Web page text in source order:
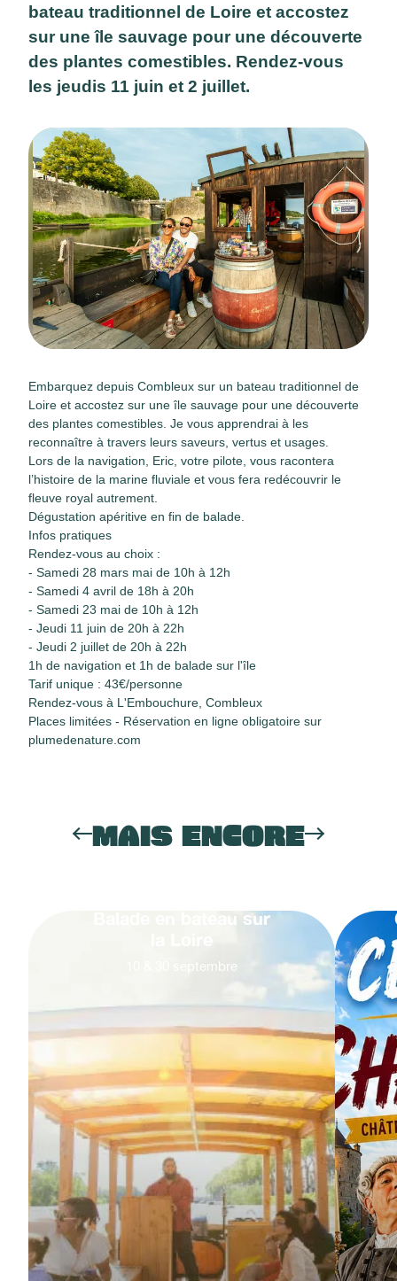
bateau traditionnel de Loire et accostez
sur une île sauvage pour une découverte
des plantes comestibles. Rendez-vous
les jeudis 11 juin et 2 juillet.
Embarquez depuis Combleux sur un bateau traditionnel de
Loire et accostez sur une île sauvage pour une découverte
des plantes comestibles. Je vous apprendrai à les
reconnaître à travers leurs saveurs, vertus et usages.
Lors de la navigation, Eric, votre pilote, vous racontera
l’histoire de la marine fluviale et vous fera redécouvrir le
fleuve royal autrement.
Dégustation apéritive en fin de balade.
Infos pratiques
Rendez-vous au choix :
- Samedi 28 mars mai de 10h à 12h
- Samedi 4 avril de 18h à 20h
- Samedi 23 mai de 10h à 12h
- Jeudi 11 juin de 20h à 22h
- Jeudi 2 juillet de 20h à 22h
1h de navigation et 1h de balade sur l'île
Tarif unique : 43€/personne
Rendez-vous à L'Embouchure, Combleux
Places limitées - Réservation en ligne obligatoire sur
plumedenature.com
MAIS ENCORE
Balade en bateau sur
septembre